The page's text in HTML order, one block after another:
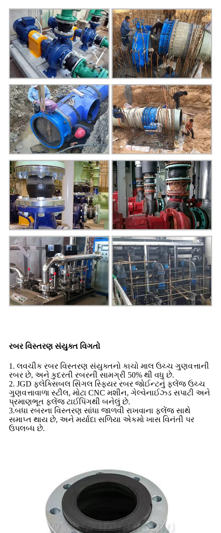
રબર વિસ્તરણ સંયુક્ત વિગતો
1. લવચીક રબર વિસ્તરણ સંયુક્તનો કાચો માલ ઉચ્ચ ગુણવત્તાની
રબર છે, અને કુદરતી રબરની સામગ્રી 50% થી વધુ છે.
2. JGD ફ્લેક્સિબલ સિંગલ સ્ફિયર રબર જોઈન્ટનું ફ્લેંજ ઉચ્ચ
ગુણવત્તાવાળા સ્ટીલ, મોટા CNC મશીન, ગેલ્વેનાઈઝ્ડ સપાટી અને
પ્રમાણભૂત ફ્લેંજ ટાઈપિંગથી બનેલું છે.
3.બધા રબરના વિસ્તરણ સાંધા જાળવી રાખવાના ફ્લેંજ સાથે
સમાપ્ત થાય છે, અને મર્યાદા સળિયા એકમો ખાસ વિનંતી પર
ઉપલબ્ધ છે.